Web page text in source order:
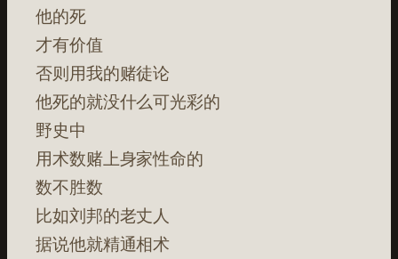
他的死
才有价值
否则用我的赌徒论
他死的就没什么可光彩的
野史中
用术数赌上身家性命的
数不胜数
比如刘邦的老丈人
据说他就精通相术